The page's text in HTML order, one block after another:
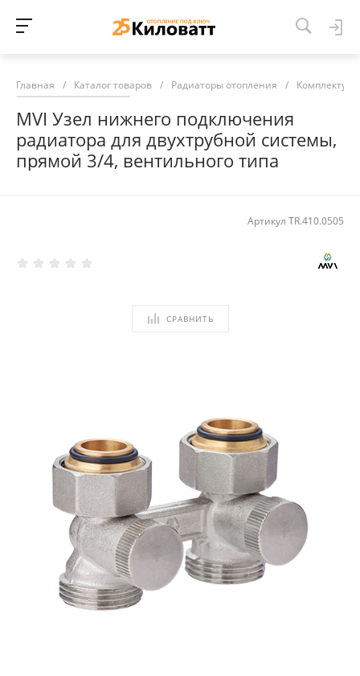
Главная / Каталог товаров / Радиаторы отопления /
MVI Узел нижнего подключения
радиатора для двухтрубной системы,
прямой 3/4, вентильного типа
Артикул TR.410.0505
СРАВНИТЬ